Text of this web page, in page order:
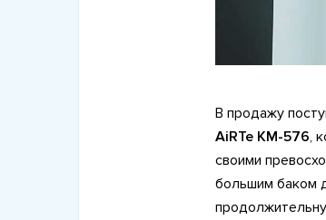
В продажу
AiRTe KM-576,
своими
большим баком